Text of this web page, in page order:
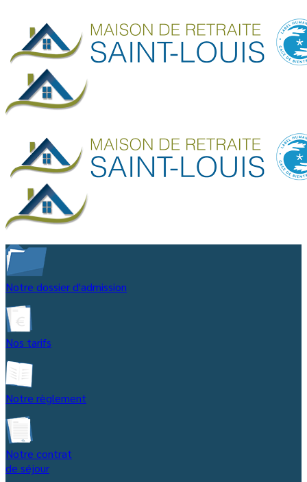
Notre dossier d'admission
Nos tarifs
Notre règlement
Notre contrat
de séjour